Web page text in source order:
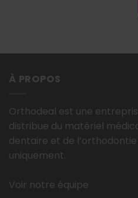
À PROPOS
Orthodeal est une
distribue du matériel
dentaire et de
uniquement.
Voir notre équipe